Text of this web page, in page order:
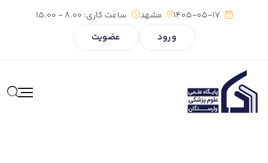
1405-05-17 مشهد ساعت کاری:
ورود عضویت